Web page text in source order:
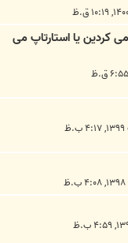
می کردین یا استارتاپ می